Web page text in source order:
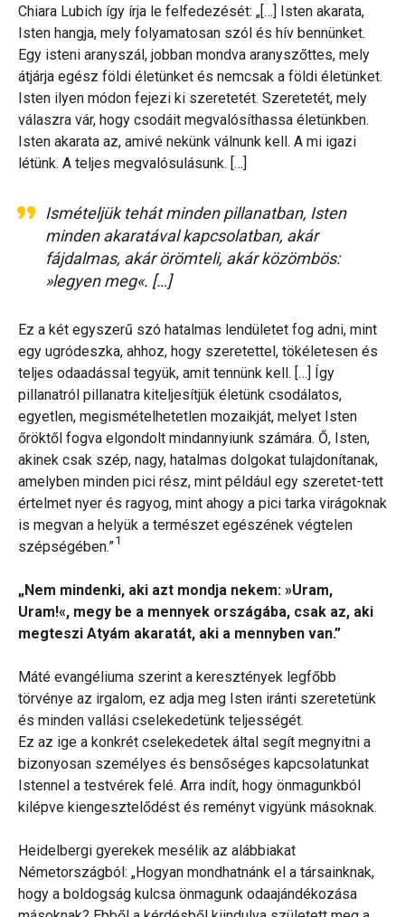
Chiara Lubich így írja le felfedezését: „[…] Isten akarata,
Isten hangja, mely folyamatosan szól és hív bennünket.
Egy isteni aranyszál, jobban mondva aranyszőttes, mely
átjárja egész földi életünket és nemcsak a földi életünket.
Isten ilyen módon fejezi ki szeretetét. Szeretetét, mely
válaszra vár, hogy csodáit megvalósíthassa életünkben.
Isten akarata az, amivé nekünk válnunk kell. A mi igazi
létünk. A teljes megvalósulásunk. […]
Ismételjük tehát minden pillanatban, Isten
minden akaratával kapcsolatban, akár
fájdalmas, akár örömteli, akár közömbös:
»legyen meg«. […]
Ez a két egyszerű szó hatalmas lendületet fog adni, mint
egy ugródeszka, ahhoz, hogy szeretettel, tökéletesen és
teljes odaadással tegyük, amit tennünk kell. […] Így
pillanatról pillanatra kiteljesítjük életünk csodálatos,
egyetlen, megismételhetetlen mozaikját, melyet Isten
őröktől fogva elgondolt mindannyiunk számára. Ő, Isten,
akinek csak szép, nagy, hatalmas dolgokat tulajdonítanak,
amelyben minden pici rész, mint például egy szeretet-tett
értelmet nyer és ragyog, mint ahogy a pici tarka virágoknak
is megvan a helyük a természet egészének végtelen
szépségében.”1
„Nem mindenki, aki azt mondja nekem: »Uram,
Uram!«, megy be a mennyek országába, csak az, aki
megteszi Atyám akaratát, aki a mennyben van.”
Máté evangéliuma szerint a keresztények legfőbb
törvénye az irgalom, ez adja meg Isten iránti szeretetünk
és minden vallási cselekedetünk teljességét.
Ez az ige a konkrét cselekedetek által segít megnyitni a
bizonyosan személyes és bensőséges kapcsolatunkat
Istennel a testvérek felé. Arra indít, hogy önmagunkból
kilépve kiengesztelődést és reményt vigyünk másoknak.
Heidelbergi gyerekek mesélik az alábbiakat
Németországból: „Hogyan mondhatnánk el a társainknak,
hogy a boldogság kulcsa önmagunk odaajándékozása